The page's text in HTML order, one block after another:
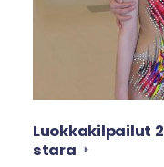
Luokkakilpailut
stara